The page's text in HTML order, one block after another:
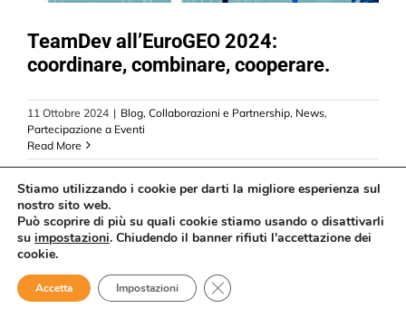
TeamDev all’EuroGEO 2024:
coordinare, combinare, cooperare.
11 Ottobre 2024 | Blog, Collaborazioni e Partnership, News,
Partecipazione a Eventi
Read More
1 Next
Stiamo utilizzando i cookie per darti la migliore esperienza sul
nostro sito web.
Può scoprire di più su quali cookie stiamo usando o disattivarli
su impostazioni. Chiudendo il banner rifiuti l'accettazione dei
cookie.
Accetta Impostazioni Close GDPR Cookie Banner